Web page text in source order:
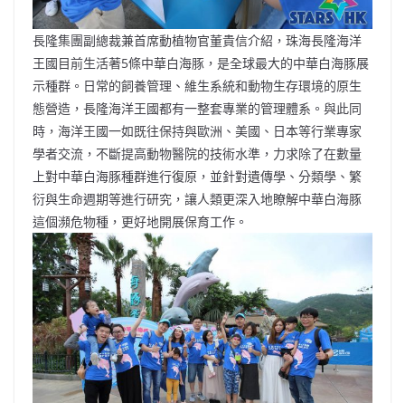
長隆集團副總裁兼首席動植物官董貴信介紹，珠海長隆海洋
王國目前生活著5條中華白海豚，是全球最大的中華白海豚展
示種群。日常的飼養管理、維生系統和動物生存環境的原生
態營造，長隆海洋王國都有一整套專業的管理體系。與此同
時，海洋王國一如既往保持與歐洲、美國、日本等行業專家
學者交流，不斷提高動物醫院的技術水準，力求除了在數量
上對中華白海豚種群進行復原，並針對遺傳學、分類學、繁
衍與生命週期等進行研究，讓人類更深入地瞭解中華白海豚
這個瀕危物種，更好地開展保育工作。